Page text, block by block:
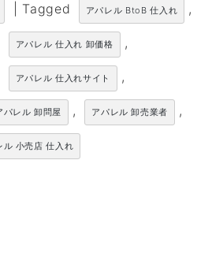
Tagged アパレル BtoB 仕入れ ,
アパレル 仕入れ 卸価格 ,
アパレル 仕入れサイト ,
パレル 卸問屋 , アパレル 卸売業者 ,
ル 小売店 仕入れ